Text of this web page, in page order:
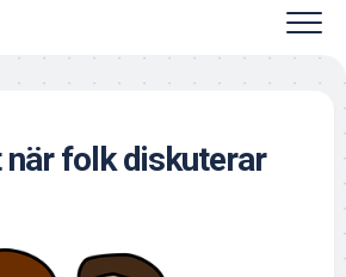
folk diskuterar